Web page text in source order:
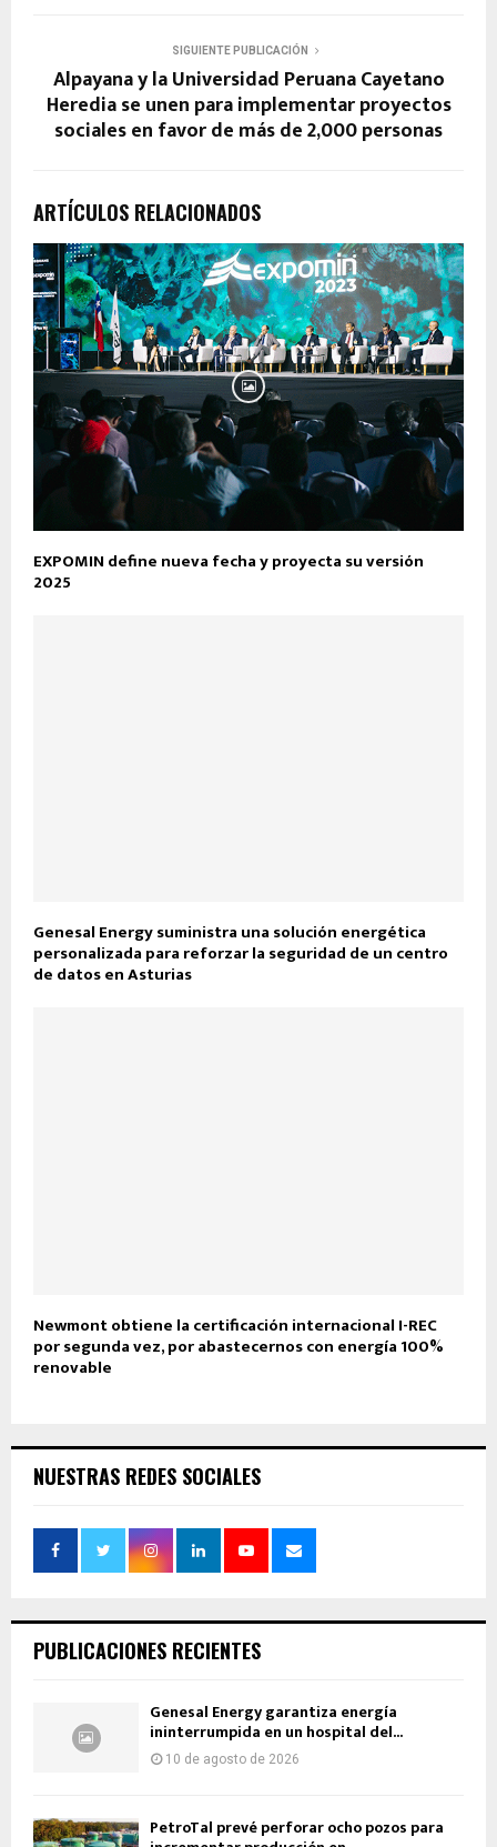
SIGUIENTE PUBLICACIÓN
Alpayana y la Universidad Peruana Cayetano
Heredia se unen para implementar proyectos
sociales en favor de más de 2,000 personas
ARTÍCULOS RELACIONADOS
EXPOMIN define nueva fecha y proyecta su versión
2025
Genesal Energy suministra una solución energética
personalizada para reforzar la seguridad de un centro
de datos en Asturias
Newmont obtiene la certificación internacional I-REC
por segunda vez, por abastecernos con energía 100%
renovable
NUESTRAS REDES SOCIALES
PUBLICACIONES RECIENTES
Genesal Energy garantiza energía
ininterrumpida en un hospital del...
10 de agosto de 2026
PetroTal prevé perforar ocho pozos para